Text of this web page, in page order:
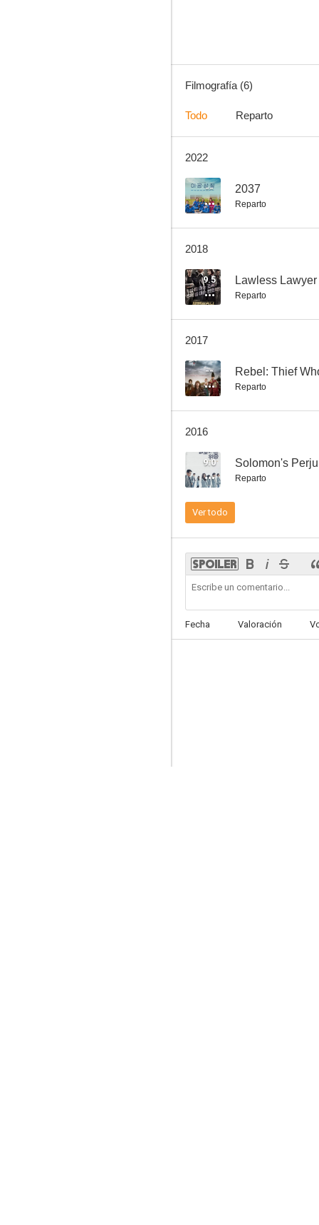
Filmografía (6)
Todo Reparto
2022
-- 2037
Reparto
2018
9.5 Lawless Lawyer
Reparto
2017
-- Rebel: Thief
Reparto
2016
9.0 Solomon's
Reparto
Ver todo
Fecha Valoración